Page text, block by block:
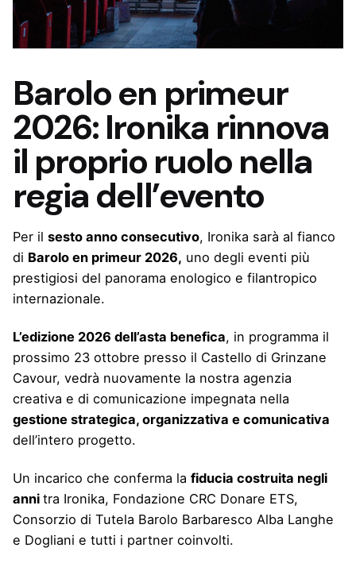
Barolo en primeur
2026: Ironika rinnova
il proprio ruolo nella
regia dell’evento
Per il sesto anno consecutivo, Ironika sarà al fianco
di Barolo en primeur 2026, uno degli eventi più
prestigiosi del panorama enologico e filantropico
internazionale.
L’edizione 2026 dell’asta benefica, in programma il
prossimo 23 ottobre presso il Castello di Grinzane
Cavour, vedrà nuovamente la nostra agenzia
creativa e di comunicazione impegnata nella
gestione strategica, organizzativa e comunicativa
dell’intero progetto.
Un incarico che conferma la fiducia costruita negli
anni tra Ironika, Fondazione CRC Donare ETS,
Consorzio di Tutela Barolo Barbaresco Alba Langhe
e Dogliani e tutti i partner coinvolti.